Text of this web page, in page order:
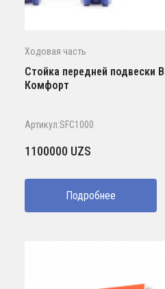
Ходовая часть
Стойка передней подвески
Комфорт
Артикул:SFC1000
1100000 UZS
Подробнее